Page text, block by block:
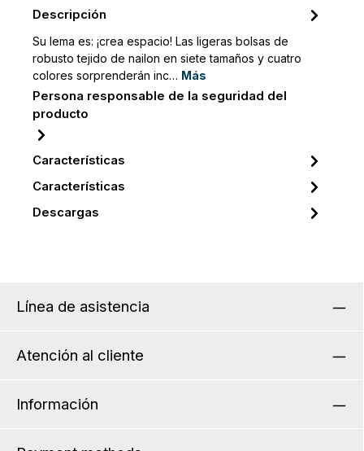
Descripción
Su lema es: ¡crea espacio! Las ligeras bolsas de
robusto tejido de nailon en siete tamaños y cuatro
colores sorprenderán inc… Más
Persona responsable de la seguridad del
producto
Características
Características
Descargas
Línea de asistencia
Atención al cliente
Información